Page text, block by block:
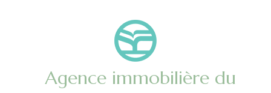
Agence immobilière du